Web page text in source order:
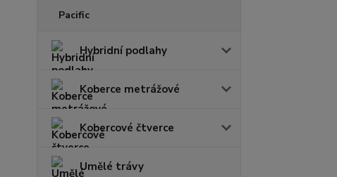
Pacific
Hybridní podlahy
Koberce metrážové
Kobercové čtverce
Umělé trávy